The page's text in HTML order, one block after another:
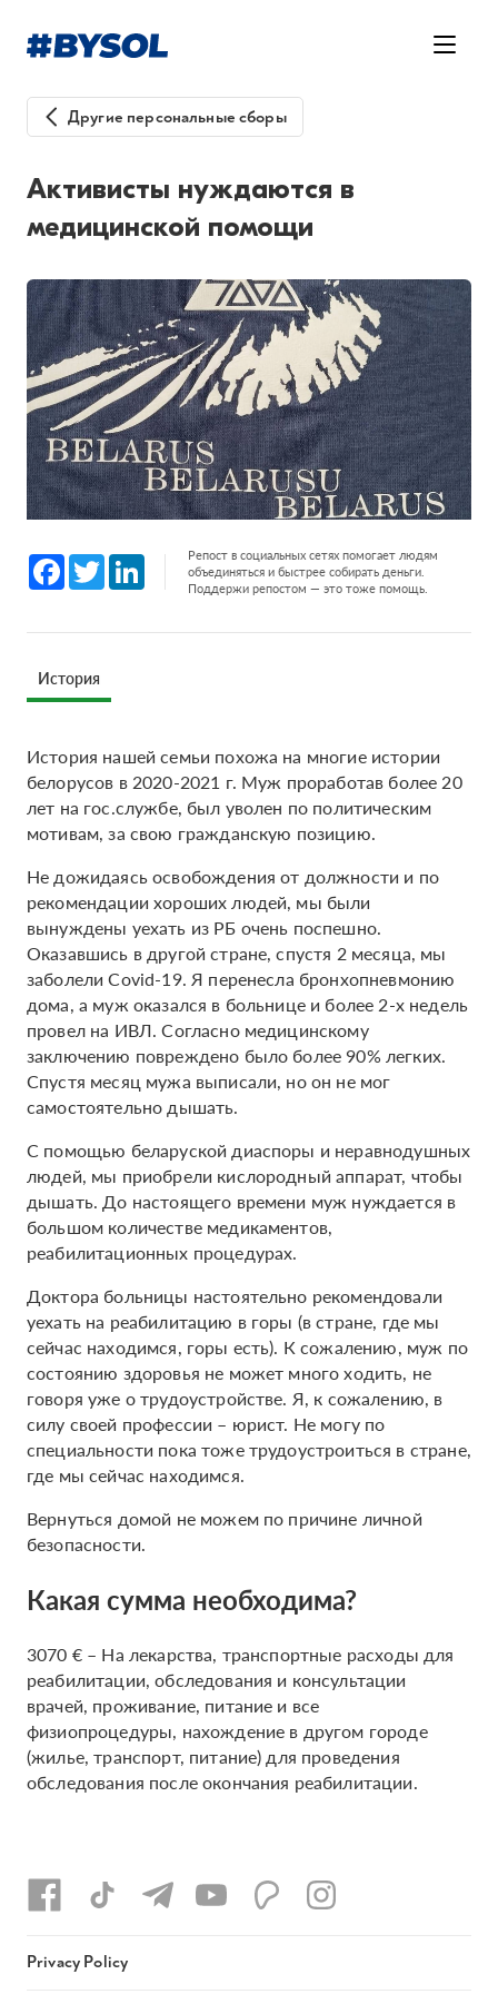
Другие персональные сборы
Активисты нуждаются в
медицинской помощи
Facebook
Twitter LinkedInРепост в социальных сетях помогает людям
объединяться и быстрее собирать деньги.
Поддержи репостом — это тоже помощь.
История
История нашей семьи похожа на многие истории
белорусов в 2020-2021 г. Муж проработав более 20
лет на гос.службе, был уволен по политическим
мотивам, за свою гражданскую позицию.
Не дожидаясь освобождения от должности и по
рекомендации хороших людей, мы были
вынуждены уехать из РБ очень поспешно.
Оказавшись в другой стране, спустя 2 месяца, мы
заболели Covid-19. Я перенесла бронхопневмонию
дома, а муж оказался в больнице и более 2-х недель
провел на ИВЛ. Согласно медицинскому
заключению повреждено было более 90% легких.
Спустя месяц мужа выписали, но он не мог
самостоятельно дышать.
С помощью беларуской диаспоры и неравнодушных
людей, мы приобрели кислородный аппарат, чтобы
дышать. До настоящего времени муж нуждается в
большом количестве медикаментов,
реабилитационных процедурах.
Доктора больницы настоятельно рекомендовали
уехать на реабилитацию в горы (в стране, где мы
сейчас находимся, горы есть). К сожалению, муж по
состоянию здоровья не может много ходить, не
говоря уже о трудоустройстве. Я, к сожалению, в
силу своей профессии – юрист. Не могу по
специальности пока тоже трудоустроиться в стране,
где мы сейчас находимся.
Вернуться домой не можем по причине личной
безопасности.
Какая сумма необходима?
3070 € – На лекарства, транспортные расходы для
реабилитации, обследования и консультации
врачей, проживание, питание и все
физиопроцедуры, нахождение в другом городе
(жилье, транспорт, питание) для проведения
обследования после окончания реабилитации.
Privacy Policy